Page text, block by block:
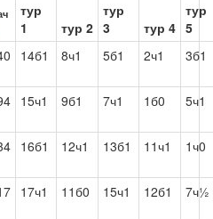
тур
1
тур 2
тур
3
тур 4
тур
5
14б1 8ч1 5б1 2ч1 3б1
15ч1 9б1 7ч1 1б0 5ч1
16б1 12ч1 13б1 11ч1 1ч0
17ч1 11б0 15ч1 12б1 7ч½